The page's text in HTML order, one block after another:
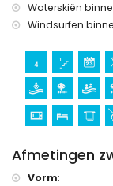
gratis parkeren op
en augustus
appartement
Waterskiën
Windsurfen
Afmetingen
Vorm: